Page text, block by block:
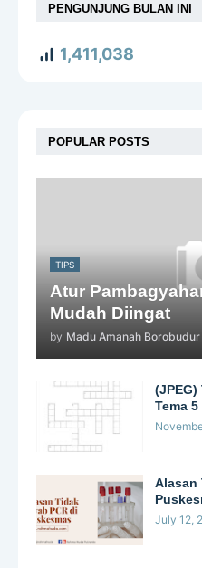
PENGUNJUNG BULAN INI
1,411,038
POPULAR POSTS
TIPS
Atur
Mudah Diingat
by Madu Amanah
(JPEG)
Tema
Alasan
July 12,